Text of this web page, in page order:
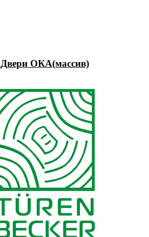
Двери ОКА(массив)